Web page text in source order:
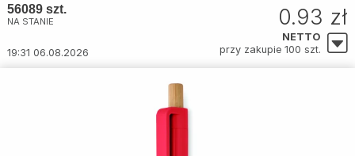
56089 szt.
NA STANIE
19:31 06.08.2026
0.93 zł
NETTO
przy zakupie 100 szt.